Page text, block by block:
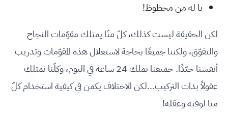
يا له من محظوظ!
لكن الحقيقة ليست كذلك، كلّ منّا يمتلك مقوّمات النجاح
والتفوّق، ولكننا جميعًا بحاجة لاستغلال هذه المقوّمات وتدريب
أنفسنا جيّدًا. جميعنا نملك 24 ساعة في اليوم، وكلّنا نمتلك
عقولاً بذات التركيب...لكن الاختلاف يكمن في كيفية استخدام كلّ
منا لوقته وعقله!